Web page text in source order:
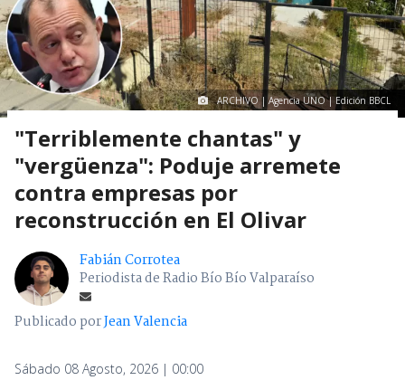
ARCHIVO | Agencia UNO | Edición BBCL
"Terriblemente chantas" y
"vergüenza": Poduje arremete
contra empresas por
reconstrucción en El Olivar
Fabián Corrotea
Periodista de Radio Bío Bío Valparaíso
Publicado porJean Valencia
Sábado 08 Agosto, 2026 | 00:00